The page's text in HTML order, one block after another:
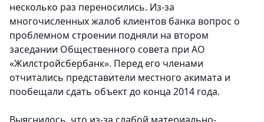
несколько раз переносились. Из-за
многочисленных жалоб клиентов банка вопрос о
проблемном строении подняли на втором
заседании Общественного совета при АО
«Жилстройсбербанк». Перед его членами
отчитались представители местного акимата и
пообещали сдать объект до конца 2014 года.